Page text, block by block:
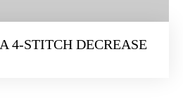
4-STITCH DECREASE